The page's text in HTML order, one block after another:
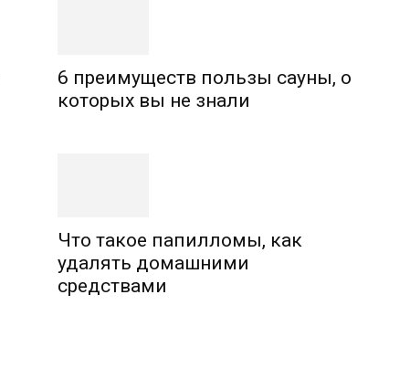
6 преимуществ пользы сауны, о
которых вы не знали
Что такое папилломы, как
удалять домашними
средствами